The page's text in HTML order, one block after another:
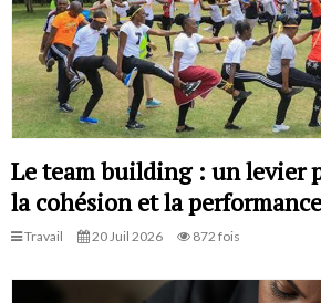
Le team building : un levier
la cohésion et la
Travail 20 Juil 2026 872 fois